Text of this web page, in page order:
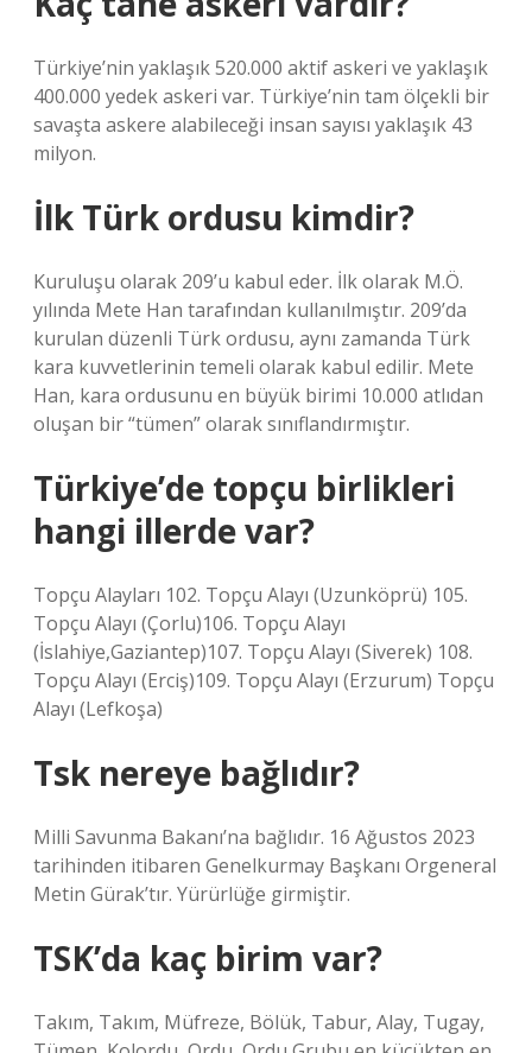
Türkiye’nin yaklaşık 520.000 aktif askeri ve yaklaşık
400.000 yedek askeri var. Türkiye’nin tam ölçekli bir
savaşta askere alabileceği insan sayısı yaklaşık 43
milyon.
İlk Türk ordusu kimdir?
Kuruluşu olarak 209’u kabul eder. İlk olarak M.Ö.
yılında Mete Han tarafından kullanılmıştır. 209’da
kurulan düzenli Türk ordusu, aynı zamanda Türk
kara kuvvetlerinin temeli olarak kabul edilir. Mete
Han, kara ordusunu en büyük birimi 10.000 atlıdan
oluşan bir “tümen” olarak sınıflandırmıştır.
Türkiye’de topçu birlikleri
hangi illerde var?
Topçu Alayları 102. Topçu Alayı (Uzunköprü) 105.
Topçu Alayı (Çorlu)106. Topçu Alayı
(İslahiye,Gaziantep)107. Topçu Alayı (Siverek) 108.
Topçu Alayı (Erciş)109. Topçu Alayı (Erzurum) Topçu
Alayı (Lefkoşa)
Tsk nereye bağlıdır?
Milli Savunma Bakanı’na bağlıdır. 16 Ağustos 2023
tarihinden itibaren Genelkurmay Başkanı Orgeneral
Metin Gürak’tır. Yürürlüğe girmiştir.
TSK’da kaç birim var?
Takım, Takım, Müfreze, Bölük, Tabur, Alay, Tugay,